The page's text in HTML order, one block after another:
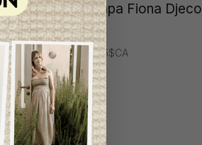
Skipping
Jumpa Fiona Djeco
6 ans
28,95$CA